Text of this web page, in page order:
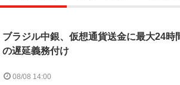
ブラジル中銀、仮想通貨送金に最大24時
の遅延義務付け
08/08 14:00